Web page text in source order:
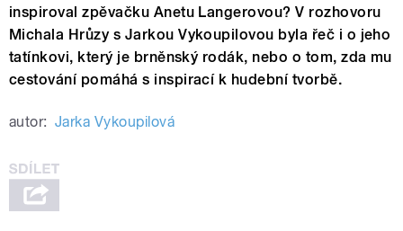
inspiroval zpěvačku Anetu Langerovou? V rozhovoru
Michala Hrůzy s Jarkou Vykoupilovou byla řeč i o jeho
tatínkovi, který je brněnský rodák, nebo o tom, zda mu
cestování pomáhá s inspirací k hudební tvorbě.
autor: Jarka Vykoupilová